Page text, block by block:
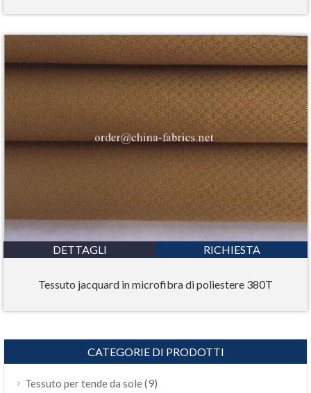
DETTAGLI RICHIESTA
Tessuto jacquard in microfibra di poliestere 380T
CATEGORIE DI PRODOTTI
Tessuto per tende da sole(9)